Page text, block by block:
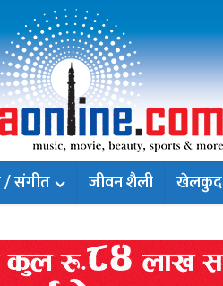
/ संगीत जीवन शैली खेलकुद